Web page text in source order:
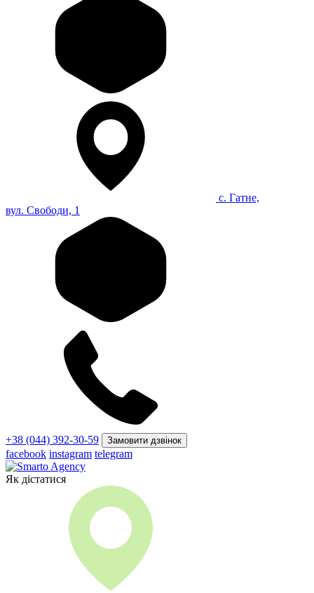
с. Гатне,
вул. Свободи, 1
+38 (044) 392-30-59 Замовити дзвінок
facebook instagram telegram
Як дістатися